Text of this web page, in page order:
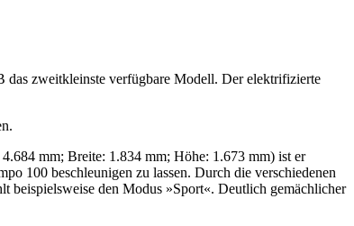
das zweitkleinste verfügbare Modell. Der elektrifizierte
mm; Breite: 1.834 mm; Höhe: 1.673 mm) ist er
100 beschleunigen zu lassen. Durch die verschiedenen
beispielsweise den Modus »Sport«. Deutlich gemächlicher